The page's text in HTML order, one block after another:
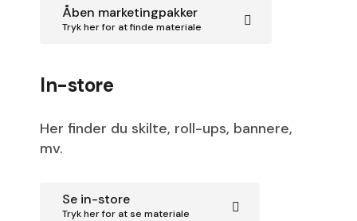
Åben marketingpakker
Tryk her for at finde materiale
In-store
Her finder du skilte, roll-ups, bannere,
mv.
Se in-store
Tryk her for at se materiale